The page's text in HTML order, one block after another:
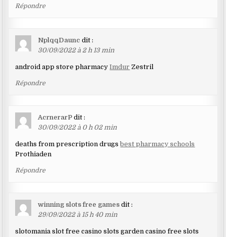
Répondre
NplqqDaunc dit :
30/09/2022 à 2 h 13 min
android app store pharmacyImdur Zestril
Répondre
AcrnerarP dit :
30/09/2022 à 0 h 02 min
deaths from prescription drugsbest pharmacy schools
Prothiaden
Répondre
winning slots free games dit :
29/09/2022 à 15 h 40 min
slotomania slot free casino slots garden casino free slots